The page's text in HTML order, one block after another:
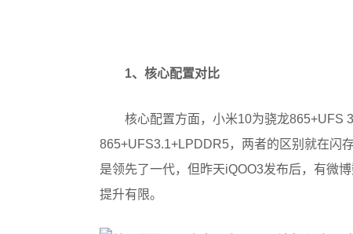
1、核心配置对比
核心配置方面，小米10为骁龙865+UFS
865+UFS3.1+LPDDR5，两者的区别就在闪
是领先了一代，但昨天iQOO3发布后，有微
提升有限。